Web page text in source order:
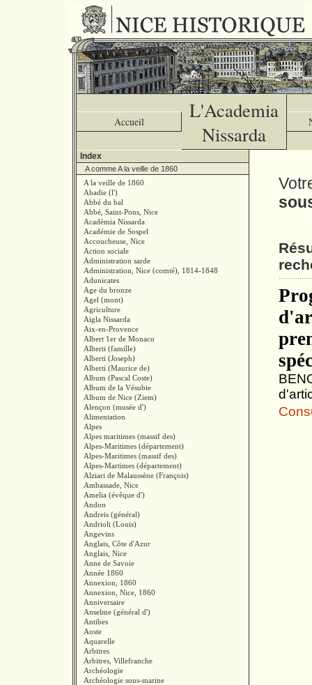
Accueil
L'Academia
Nissarda
Index
A comme A la veille de 1860
A la veille de 1860
Abadie (l')
Abbé du bal
Abbé, Saint-Pons, Nice
Acadèmia Nissarda
Académie de Sospel
Accoucheuse, Nice
Action sociale
Administration sarde
Administration, Nice (comté), 1814-1848
Adunicates
Age du bronze
Agel (mont)
Agriculture
Aigla Nissarda
Aix-en-Provence
Albert 1er de Monaco
Alberti (famille)
Alberti (Joseph)
Alberti (Maurice de)
Album (Pascal Coste)
Album de la Vésubie
Album de Nice (Ziem)
Alençon (musée d')
Alimentation
Alpes
Alpes maritimes (massif des)
Alpes-Maritimes (département)
Alpes-Maritimes (massif des)
Alpes-Martimes (département)
Alziari de Malaussène (François)
Ambassade, Nice
Amelia (évêque d')
Andon
Andreis (général)
Andrioli (Louis)
Angevins
Anglais, Côte d'Azur
Anglais, Nice
Anne de Savoie
Année 1860
Annexion, 1860
Annexion, Nice, 1860
Anniversaire
Anselme (général d')
Antibes
Aoste
Aquarelle
Arbitres
Arbitres, Villefranche
Archéologie
Archéologie sous-marine